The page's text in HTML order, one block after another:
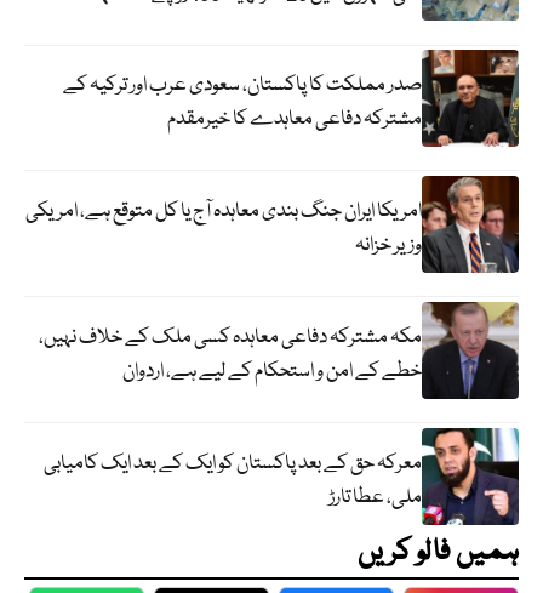
صدر مملکت کا پاکستان، سعودی عرب اور ترکیہ کے
مشترکہ دفاعی معاہدے کا خیرمقدم
امریکا ایران جنگ بندی معاہدہ آج یا کل متوقع ہے، امریکی
وزیر خزانہ
مکہ مشترکہ دفاعی معاہدہ کسی ملک کے خلاف نہیں،
خطے کے امن و استحکام کے لیے ہے، اردوان
معرکہ حق کے بعد پاکستان کو ایک کے بعد ایک کامیابی
ملی، عطا تارڑ
ہمیں فالو کریں